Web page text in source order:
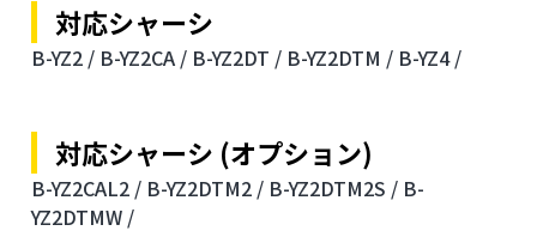
対応シャーシ
B-YZ2 / B-YZ2CA / B-YZ2DT / B-YZ2DTM / B-YZ4 /
対応シャーシ (オプション)
B-YZ2CAL2 / B-YZ2DTM2 / B-YZ2DTM2S / B-
YZ2DTMW /